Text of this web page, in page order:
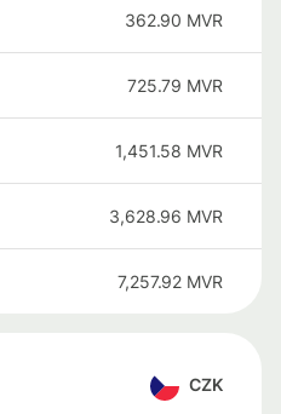
362.90 MVR
725.79 MVR
1,451.58 MVR
3,628.96 MVR
7,257.92 MVR
CZK